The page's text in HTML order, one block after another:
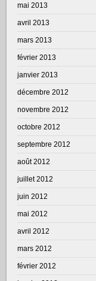
mai 2013
avril 2013
mars 2013
février 2013
janvier 2013
décembre 2012
novembre 2012
octobre 2012
septembre 2012
août 2012
juillet 2012
juin 2012
mai 2012
avril 2012
mars 2012
février 2012